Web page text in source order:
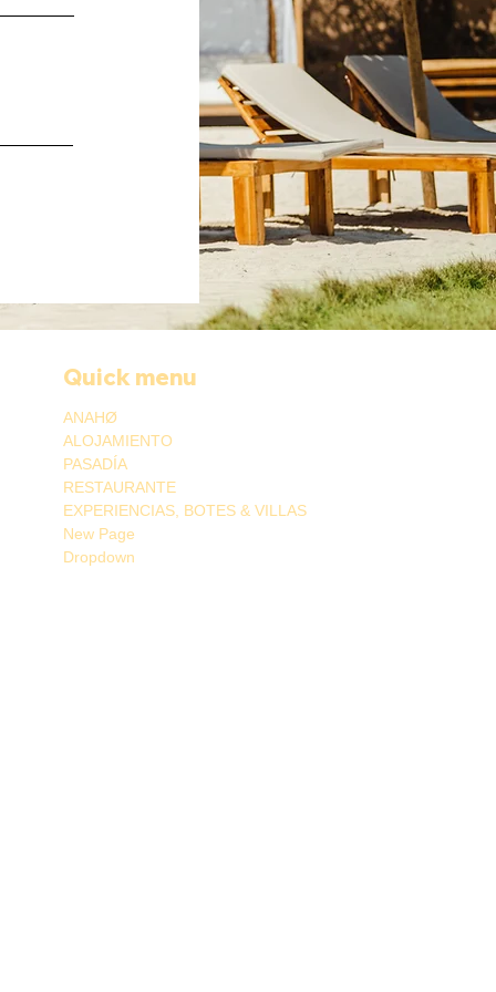
Quick menu
ANAHØ
ALOJAMIENTO
PASADÍA
RESTAURANTE
EXPERIENCIAS, BOTES & VILLAS
New Page
Dropdown